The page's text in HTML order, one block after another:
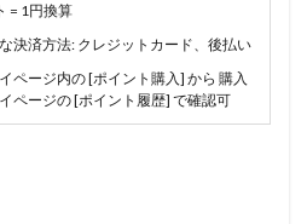
= 1円換算
決済方法: クレジットカード、後払い
ページ内の [ポイント購入] から 購入
ページの [ポイント履歴] で確認可